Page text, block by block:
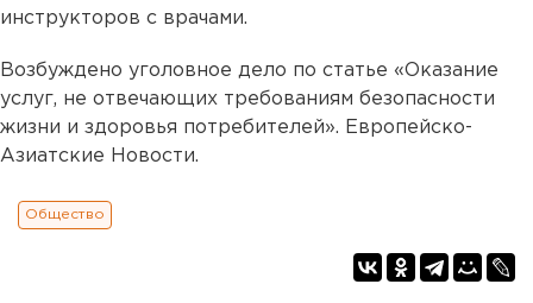
инструкторов с врачами.
Возбуждено уголовное дело по статье «Оказание
услуг, не отвечающих требованиям безопасности
жизни и здоровья потребителей». Европейско-
Азиатские Новости.
Общество